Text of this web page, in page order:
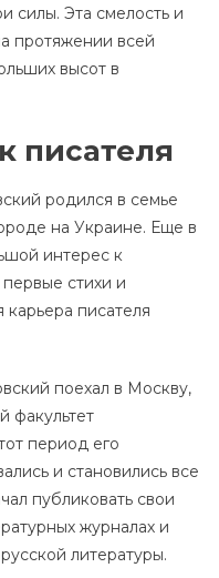
силы. Эта смелость и
протяжении всей
высот в
писателя
родился в семье
на Украине. Еще в
интерес к
стихи и
писателя
поехал в Москву,
факультет
период его
и становились все
публиковать свои
журналах и
литературы.